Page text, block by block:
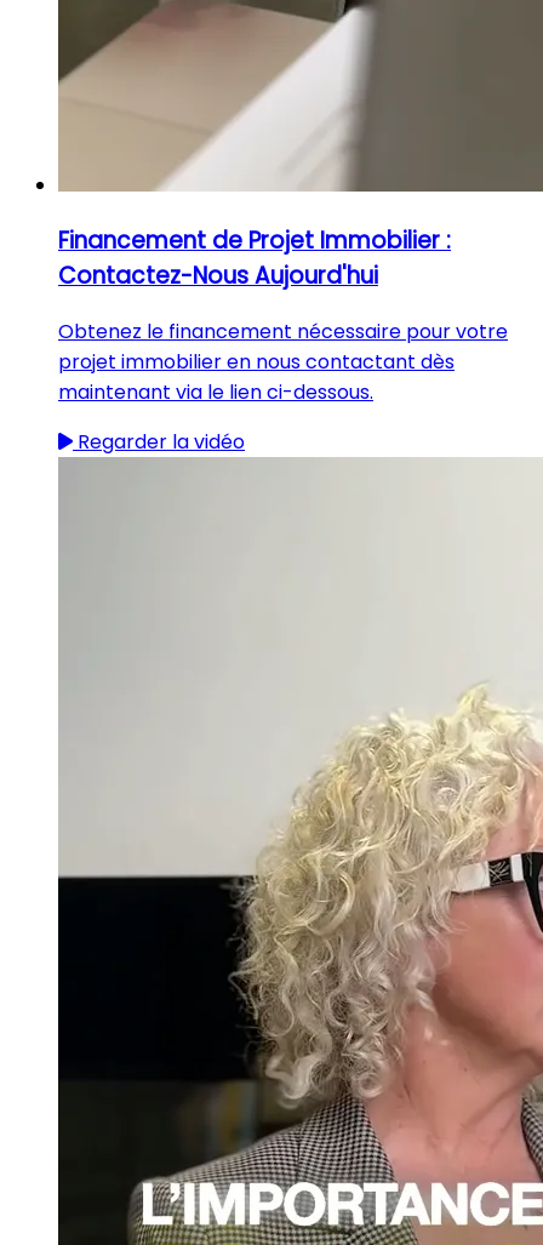
Financement de Projet Immobilier :
Contactez-Nous Aujourd'hui
Obtenez le financement nécessaire pour votre
projet immobilier en nous contactant dès
maintenant via le lien ci-dessous.
Regarder la vidéo